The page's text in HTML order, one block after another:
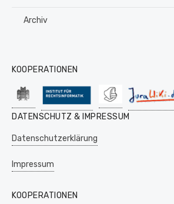
Archiv
KOOPERATIONEN
DATENSCHUTZ & IMPRESSUM
Datenschutzerklärung
Impressum
KOOPERATIONEN